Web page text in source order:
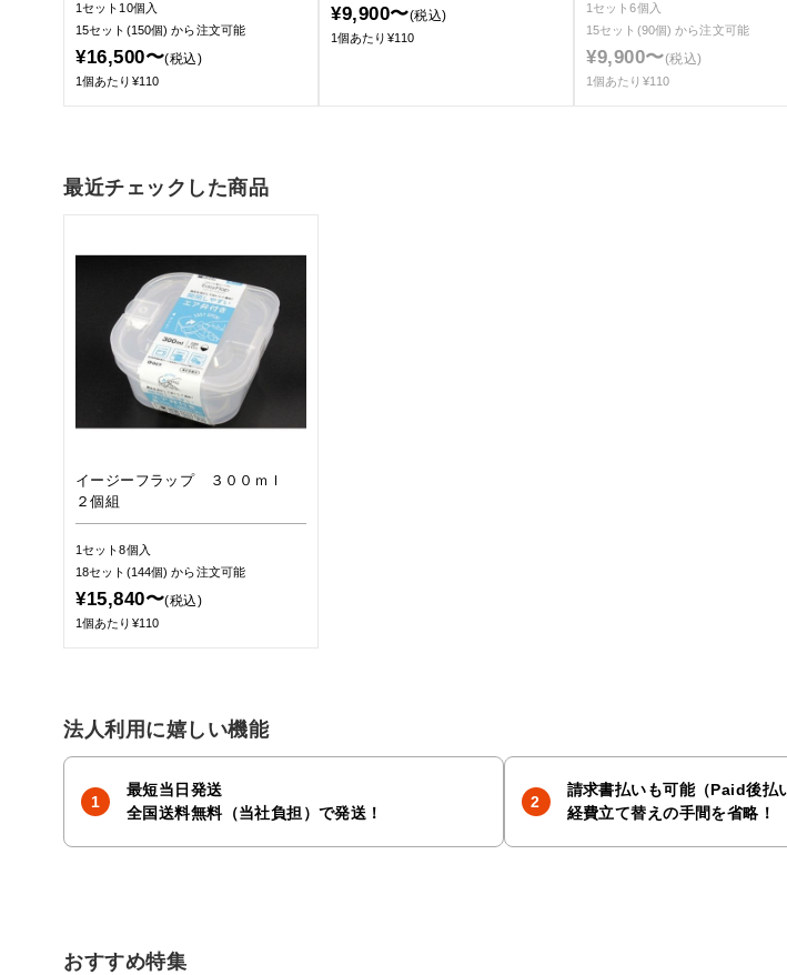
1セット10個入
15セット(150個)から注文可能
¥16,500〜(税込)
1個あたり¥110
¥9,900〜(税込)
1個あたり¥110
1セット6個入
15セット(90個)から注文可能
¥9,900〜(税込)
1個あたり¥110
最近チェックした商品
イージーフラップ ３００ｍｌ
２個組
1セット8個入
18セット(144個)から注文可能
¥15,840〜(税込)
1個あたり¥110
法人利用に嬉しい機能
最短当日発送
全国送料無料（当社負担）で発送！
請求書払いも可能（Paid後払
経費立て替えの手間を省略！
おすすめ特集